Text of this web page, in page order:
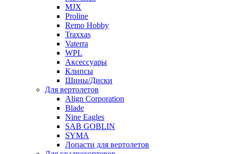
MJX
Proline
Remo Hobby
Traxxas
Vaterra
WPL
Аксессуары
Клипсы
Шины/Диски
Для вертолетов
Align Corporation
Blade
Nine Eagles
SAB GOBLIN
SYMA
Лопасти для вертолетов